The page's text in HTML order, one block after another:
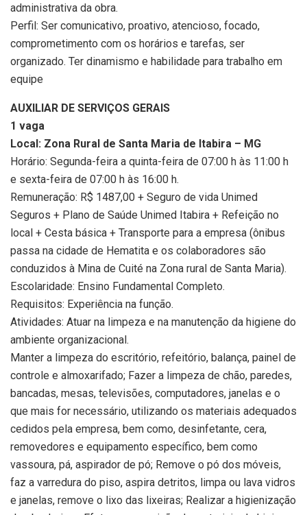
administrativa da obra.
Perfil: Ser comunicativo, proativo, atencioso, focado,
comprometimento com os horários e tarefas, ser
organizado. Ter dinamismo e habilidade para trabalho em
equipe
AUXILIAR DE SERVIÇOS GERAIS
1 vaga
Local: Zona Rural de Santa Maria de Itabira – MG
Horário: Segunda-feira a quinta-feira de 07:00 h às 11:00 h
e sexta-feira de 07:00 h às 16:00 h.
Remuneração: R$ 1487,00 + Seguro de vida Unimed
Seguros + Plano de Saúde Unimed Itabira + Refeição no
local + Cesta básica + Transporte para a empresa (ônibus
passa na cidade de Hematita e os colaboradores são
conduzidos à Mina de Cuité na Zona rural de Santa Maria).
Escolaridade: Ensino Fundamental Completo.
Requisitos: Experiência na função.
Atividades: Atuar na limpeza e na manutenção da higiene do
ambiente organizacional.
Manter a limpeza do escritório, refeitório, balança, painel de
controle e almoxarifado; Fazer a limpeza de chão, paredes,
bancadas, mesas, televisões, computadores, janelas e o
que mais for necessário, utilizando os materiais adequados
cedidos pela empresa, bem como, desinfetante, cera,
removedores e equipamento específico, bem como
vassoura, pá, aspirador de pó; Remove o pó dos móveis,
faz a varredura do piso, aspira detritos, limpa ou lava vidros
e janelas, remove o lixo das lixeiras; Realizar a higienização